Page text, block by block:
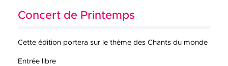
Concert de Printemps
Cette édition portera sur le thème des Chants du monde
Entrée libre